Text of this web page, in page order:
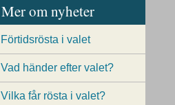
Mer om nyheter
Förtidsrösta i valet
Vad händer efter valet?
Vilka får rösta i valet?